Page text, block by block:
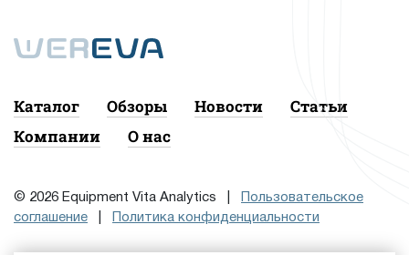
Каталог Обзоры Новости
Статьи
Компании
О нас
© 2026 Equipment Vita Analytics |
Пользовательское
соглашение
Политика конфиденциальности